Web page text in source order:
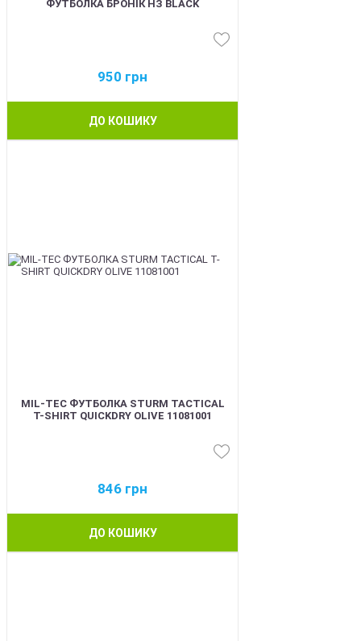
ФУТБОЛКА БРОНІК НЗ BLACK
950 грн
ДО КОШИКУ
MIL-TEC ФУТБОЛКА STURM TACTICAL
T-SHIRT QUICKDRY OLIVE 11081001
846 грн
ДО КОШИКУ